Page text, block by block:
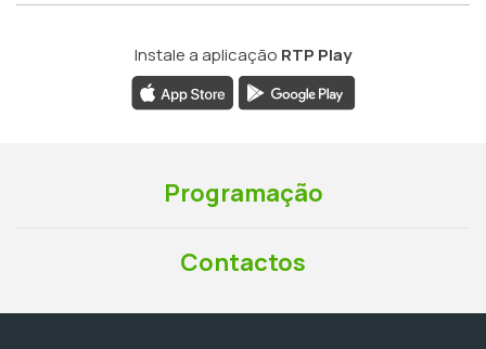
Instale a aplicação RTP Play
Programação
Contactos